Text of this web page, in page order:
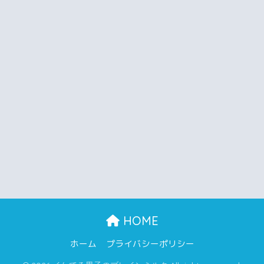
HOME
ホーム プライバシーポリシー